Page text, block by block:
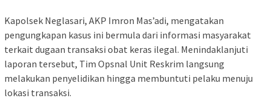
Kapolsek Neglasari, AKP Imron Mas’adi, mengatakan
pengungkapan kasus ini bermula dari informasi masyarakat
terkait dugaan transaksi obat keras ilegal. Menindaklanjuti
laporan tersebut, Tim Opsnal Unit Reskrim langsung
melakukan penyelidikan hingga membuntuti pelaku menuju
lokasi transaksi.